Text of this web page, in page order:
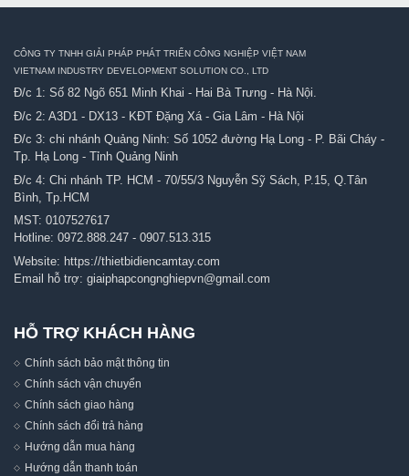
CÔNG TY TNHH GIẢI PHÁP PHÁT TRIỂN CÔNG NGHIỆP VIỆT NAM
VIETNAM INDUSTRY DEVELOPMENT SOLUTION CO., LTD
Đ/c 1: Số 82 Ngõ 651 Minh Khai - Hai Bà Trưng - Hà Nội.
Đ/c 2: A3D1 - DX13 - KĐT Đặng Xá - Gia Lâm - Hà Nội
Đ/c 3: chi nhánh Quảng Ninh: Số 1052 đường Hạ Long - P. Bãi Cháy -
Tp. Hạ Long - Tỉnh Quảng Ninh
Đ/c 4: Chi nhánh TP. HCM - 70/55/3 Nguyễn Sỹ Sách, P.15, Q.Tân
Bình, Tp.HCM
MST: 0107527617
Hotline: 0972.888.247 - 0907.513.315
Website: https://thietbidiencamtay.com
Email hỗ trợ: giaiphapcongnghiepvn@gmail.com
HỖ TRỢ KHÁCH HÀNG
Chính sách bảo mật thông tin
Chính sách vận chuyển
Chính sách giao hàng
Chính sách đổi trả hàng
Hướng dẫn mua hàng
Hướng dẫn thanh toán